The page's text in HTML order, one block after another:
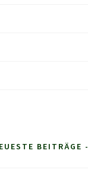
BEITRÄGE -